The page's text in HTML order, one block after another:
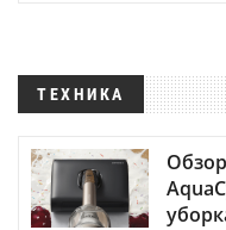
ТЕХНИКА